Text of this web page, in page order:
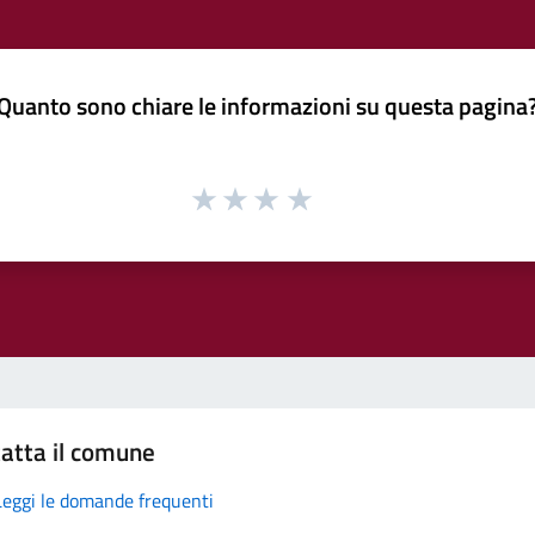
sono chiare le informazioni su questa
il comune
le domande frequenti